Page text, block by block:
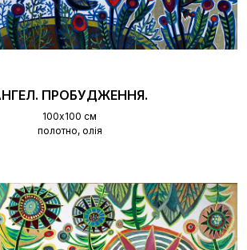
ПРОБУДЖЕННЯ.
100х100 см
полотно, олія